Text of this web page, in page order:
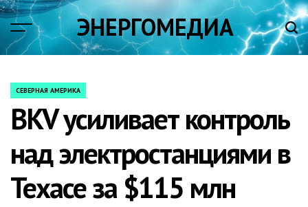
Skip
content
ЭНЕРГОМЕДИА
POSTED
СЕВЕРНАЯ АМЕРИКА
BKV усиливает контроль
над электростанциями в
Техасе за $115 млн